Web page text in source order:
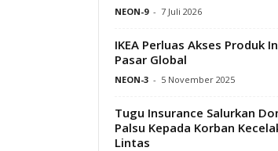
NEON-9 - 7 Juli 2026
IKEA Perluas Akses Produk
Pasar Global
NEON-3 - 5 November 2025
Tugu Insurance Salurkan
Palsu Kepada Korban
Lintas